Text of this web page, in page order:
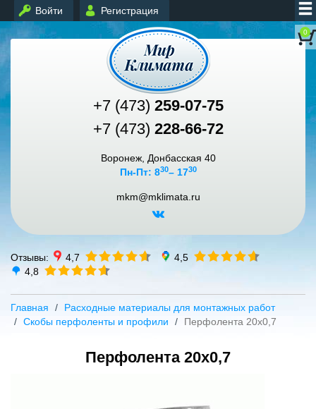
Войти Регистрация
0
+7 (473) 259-07-75
+7 (473) 228-66-72
Воронеж, Донбасская 40
Пн-Пт: 830– 1730
mkm@mklimata.ru
Отзывы: 4,7
4,5
4,8
Главная
Расходные материалы для монтажных работ
Скобы перфоленты и профили
Перфолента 20х0,7
Перфолента 20х0,7